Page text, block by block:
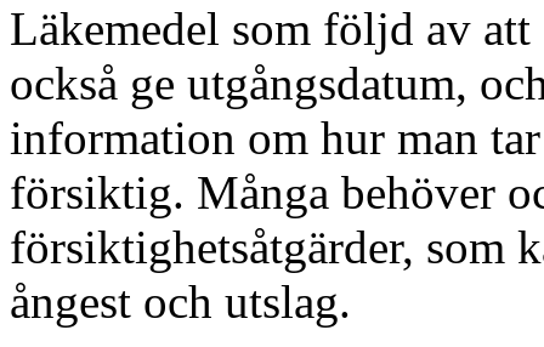
Läkemedel som följd av
också ge utgångsdatum,
information om hur man
försiktig. Många behöver
försiktighetsåtgärder, som
ångest och utslag.